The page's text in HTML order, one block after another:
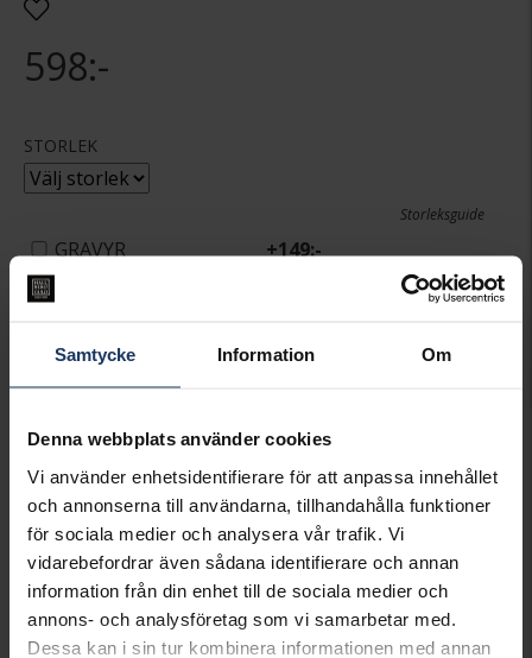
Samtycke Information Om
Denna webbplats använder cookies
Vi använder enhetsidentifierare för att anpassa innehållet
och annonserna till användarna, tillhandahålla funktioner
för sociala medier och analysera vår trafik. Vi
vidarebefordrar även sådana identifierare och annan
information från din enhet till de sociala medier och
annons- och analysföretag som vi samarbetar med.
Dessa kan i sin tur kombinera informationen med annan
598:-
STORLEK
Storleksguide
GRAVYR +149:-
VÄLJ STORLEK FÖR ATT LÄGGA I
VARUKORGEN
Beställningsvara.
Leveranstid max 5-15 arbetsdagar.
Köpvillkor för beställnings- och graverade varor
Ingen bytesrätt, returrätt eller öppet köp för
beställningsvaror, ringar från Schalins, Flemming
Uziel och Sarek samt graverade varor. Läs mer om
ångerrätt och öppet köp i webbshoppenhär.
INFO